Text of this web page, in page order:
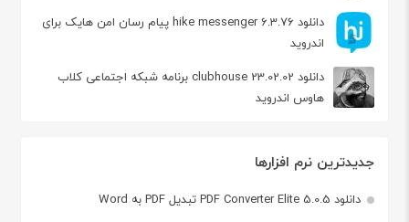
دانلود hike messenger 6.3.76 پیام‌ رسان‌ امن هایک برای
اندروید
دانلود clubhouse 23.02.02 برنامه شبکه اجتماعی کلاب
هاوس اندروید
جدیدترین نرم افزارها
دانلود PDF Converter Elite 5.0.5 تبدیل PDF به Word